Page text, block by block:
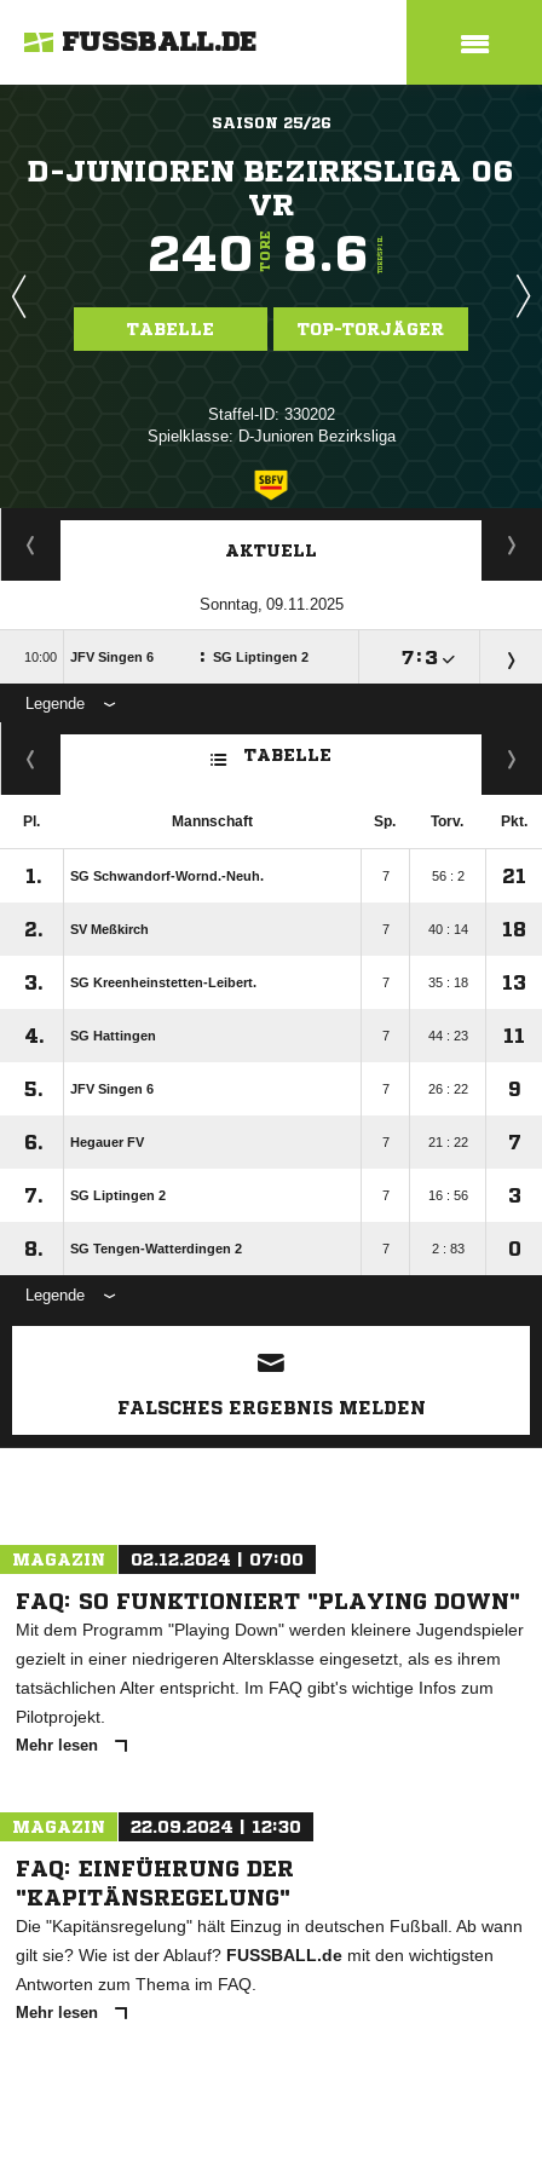
FUSSBALL.DE
SAISON 25/26
D-JUNIOREN BEZIRKSLIGA 06
VR
240 TORE 8.6 TORE/SPIEL
TABELLE TOP-TORJÄGER
Staffel-ID: 330202
Spielklasse: D-Junioren Bezirksliga
ANZEIGE
AKTUELL
 
 JFV Singen 6 : SG Liptingen 2  : 
Legende
ANZEIGE
TABELLE
Pl. Mannschaft Sp. Torv. Pkt.
1. SG Schwandorf-Wornd.-Neuh. 7 56 : 2 21
2. SV Meßkirch 7 40 : 14 18
3. SG Kreenheinstetten-Leibert. 7 35 : 18 13
4. SG Hattingen 7 44 : 23 11
5. JFV Singen 6 7 26 : 22 9
6. Hegauer FV 7 21 : 22 7
7. SG Liptingen 2 7 16 : 56 3
8. SG Tengen-Watterdingen 2 7 2 : 83 0
Legende
ANZEIGE
FALSCHES ERGEBNIS MELDEN
MAGAZIN 02.12.2024 | 07:00
FAQ: SO FUNKTIONIERT "PLAYING DOWN"
Mit dem Programm "Playing Down" werden kleinere Jugendspieler
gezielt in einer niedrigeren Altersklasse eingesetzt, als es ihrem
tatsächlichen Alter entspricht. Im FAQ gibt's wichtige Infos zum
Pilotprojekt.
Mehr lesen
MAGAZIN 22.09.2024 | 12:30
FAQ: EINFÜHRUNG DER
"KAPITÄNSREGELUNG"
Die "Kapitänsregelung" hält Einzug in deutschen Fußball. Ab wann
gilt sie? Wie ist der Ablauf? FUSSBALL.de mit den wichtigsten
Antworten zum Thema im FAQ.
Mehr lesen